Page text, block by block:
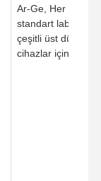
Ar-Ge, Her
standart
çeşitli üst düzey
cihazlar için su